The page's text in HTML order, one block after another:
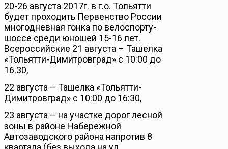
20-26 августа 2017г. в г.о. Тольятти
будет проходить Первенство России
многодневная гонка по велоспорту-
шоссе среди юношей 15-16 лет.
Всероссийские 21 августа – Ташелка
«Тольятти-Димитровград» с 10:00 до
16.30,
22 августа – Ташелка «Тольятти-
Димитровград» с 10:00 до 16:30,
23 августа – на участке дорог лесной
зоны в районе Набережной
Автозаводского района напротив 8